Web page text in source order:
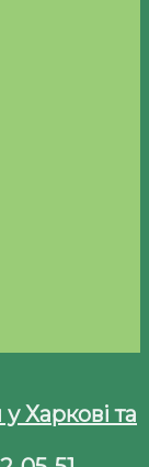
Харкові та